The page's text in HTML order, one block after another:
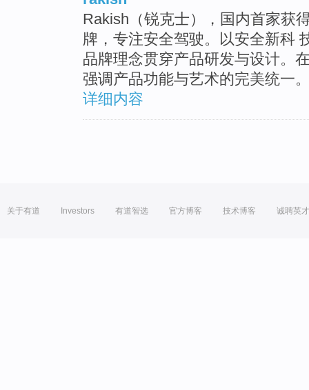
Rakish（锐克士），国内首家获
牌，专注安全驾驶。以安全新科
品牌理念贯穿产品研发与设计。
强调产品功能与艺术的完美统一
详细内容
关于有道 Investors 有道智选 官方博客 技术博客 诚聘英才